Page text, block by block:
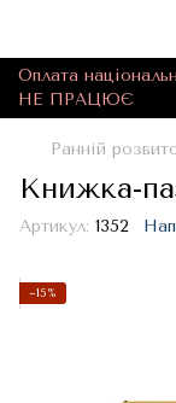
Оплата
НЕ ПРАЦЮЄ
Ранній
Книжка-
Артикул: 1352
−15%